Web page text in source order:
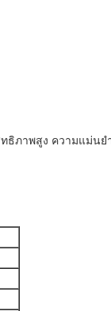
ธิภาพสูง ความแม่น